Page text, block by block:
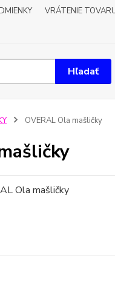
VRÁTENIE
Hľadať
OVERAL Ola mašličky